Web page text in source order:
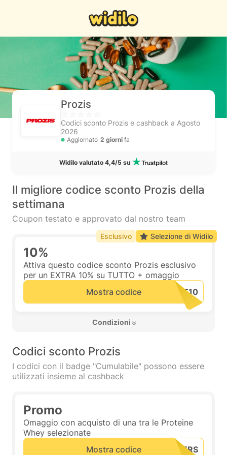
Prozis
Codici sconto Prozis e cashback a Agosto
2026
Aggiornato 2 giorni fa
Widilo valutato 4,4/5 su
Il migliore codice sconto Prozis della
settimana
Coupon testato e approvato dal nostro team
10%
Attiva questo codice sconto Prozis esclusivo
per un EXTRA 10% su TUTTO + omaggio
Mostra codice
Condizioni
Esclusivo Selezione di Widilo
Codici sconto Prozis
I codici con il badge "Cumulabile" possono essere
utilizzati insieme al cashback
Promo
Omaggio con acquisto di una tra le Proteine
Whey selezionate
Mostra codice